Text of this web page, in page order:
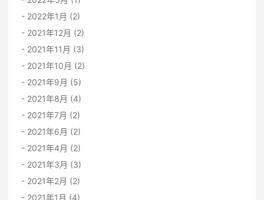
2022年1月 (2)
2021年12月 (2)
2021年11月 (3)
2021年10月 (2)
2021年9月 (5)
2021年8月 (4)
2021年7月 (2)
2021年6月 (2)
2021年4月 (2)
2021年3月 (3)
2021年2月 (2)
2021年1月 (4)